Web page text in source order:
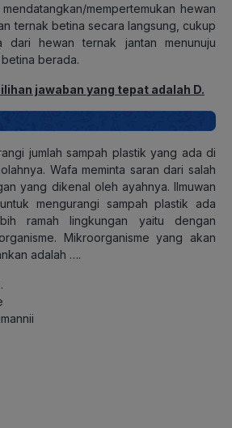
mempertemukan hewan
ternak betina secara langsung, cukup
dari hewan ternak jantan menunuju
berada.
jawaban yang tepat adalah D.
jumlah sampah plastik yang ada di
Wafa meminta saran dari salah
yang dikenal oleh ayahnya. Ilmuwan
mengurangi sampah plastik ada
ramah lingkungan yaitu dengan
Mikroorganisme yang akan
adalah ….